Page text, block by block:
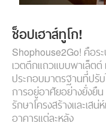
ช็อปเฮาส์ทูโก!
Shophouse2Go! คือร
เวตตึกแถวแบบพาเล็ตต์
ประกอบมาตรฐานที่ปรับ
การอยู่อาศัยอย่างยั่งยื
รักษาโครงสร้างและเสน่
อาคารแต่ละหลัง